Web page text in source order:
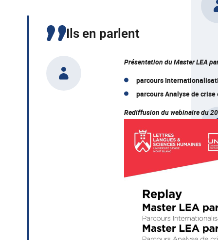
Ils en parlent
Présentation du Master LEA
parcours
parcours Analyse de
Rediffusion du webinaire du